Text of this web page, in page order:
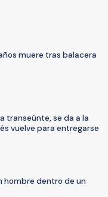
muere tras balacera
transeúnte, se da a la
vuelve para entregarse
hombre dentro de un